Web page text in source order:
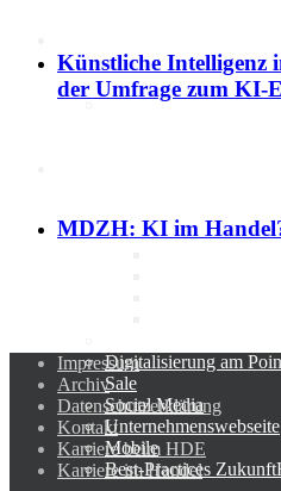
Marktdaten
IT-Sicherheit
Digitalisierung am
Sale
Social Media
Unternehmenswebseite
Mobile
Best-Practices
Künstliche Intelligenz
der Umfrage zum KI-
MDZH: KI im
Impressum
Archiv
Datenschutzerklärung
Kontakt
Karriere beim HDE
Karriere im Handel